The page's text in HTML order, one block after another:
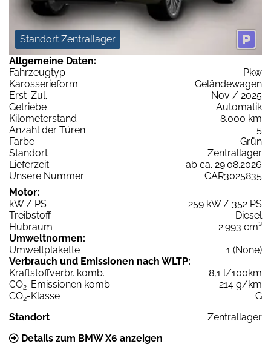
Standort Zentrallager
Allgemeine Daten:
Fahrzeugtyp
Pkw
Karosserieform
Geländewagen
Erst-Zul.
Nov / 2025
Getriebe
Automatik
Kilometerstand
8.000 km
Anzahl der Türen
5
Farbe
Grün
Standort
Zentrallager
Lieferzeit
ab ca. 29.08.2026
Unsere Nummer
CAR3025835
Motor:
kW / PS
259 kW / 352 PS
Treibstoff
Diesel
Hubraum
2.993 cm³
Umweltnormen:
Umweltplakette
1 (None)
Verbrauch und Emissionen nach WLTP:
Kraftstoffverbr. komb.
8,1 l/100km
CO2-Emissionen komb.
214 g/km
CO2-Klasse
G
Standort
Zentrallager
Details zum BMW X6 anzeigen